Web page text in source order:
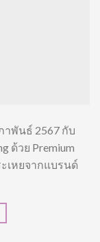
พันธ์ 2567 กับ
ด้วย Premium
ะเหยจากแบรนด์